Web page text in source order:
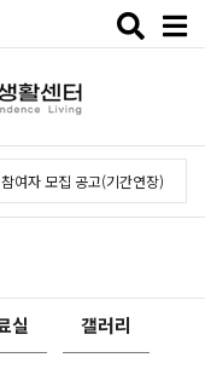
Toggle
여자 모집 공고(기간연장)
채용공고
모집공고
실 갤러리